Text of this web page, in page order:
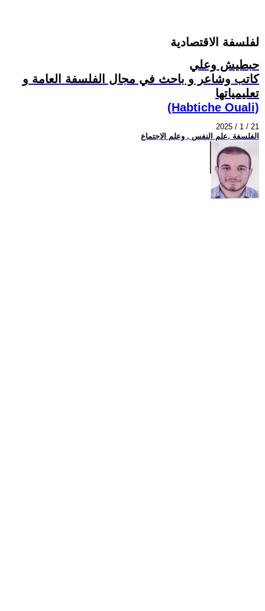
لفلسفة الاقتصادية
حبطيش وعلي
كاتب وشاعر و باحث في مجال الفلسفة العامة و
تعليمياتها
(Habtiche Ouali)
2025 / 1 / 21
الفلسفة ,علم النفس , وعلم الاجتماع